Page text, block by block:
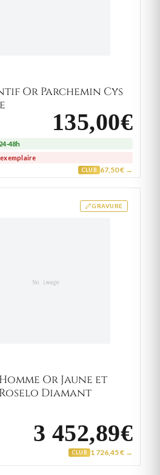
Or Parchemin Cys
135,00€
48h
CLUB 67,50 € →
GRAVURE
Bague Homme Or Jaune
Or Jaune et
Diamant
3 452,89€
CLUB 1 726,45 € →